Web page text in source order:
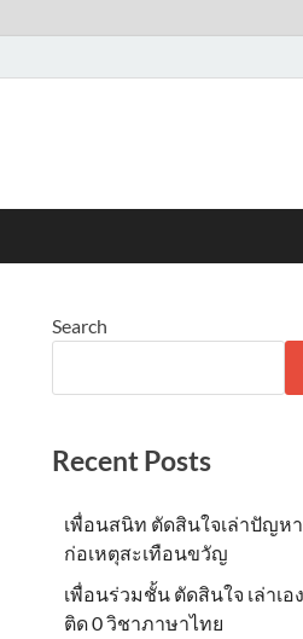
Search
Recent Posts
เพื่อนสนิท ตัดสินใจเล่าปัญห
ก่อเหตุสะเทือนขวัญ
เพื่อนร่วมชั้น ตัดสินใจ เล่าเ
ติด 0 วิชาภาษาไทย